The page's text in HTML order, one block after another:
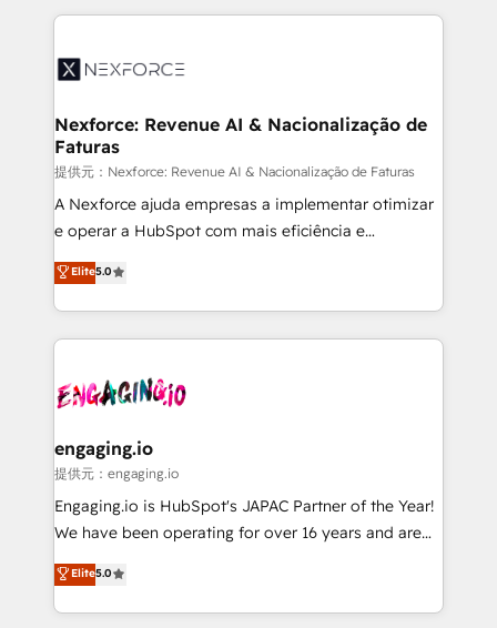
HubSpot Elite Partner—trusted by companies across
Implementation & Migration Onboarding across all
Station, Freshdesk, Intercom, and more. Custom
objects, automations, and integrations built for
growth. 🚀 AI-Driven GTM Orchestration Unify
HubSpot with LinkedIn, WhatsApp, email, paid
media, and AI voice to drive pipeline. 🤖 AI Custom
prospecting, follow-ups, service triage, and
knowledge retrieval—built in HubSpot. ⚡ Fast-Track
advanced optimization & adoption 📍 São Paulo, BR
• Des Moines, IA • New York, NY
Nexforce: Revenue AI & Nacionalização de
Faturas
提供元：Nexforce: Revenue AI & Nacionalização de Faturas
A Nexforce ajuda empresas a implementar otimizar
e operar a HubSpot com mais eficiência e
previsibilidade de receita. Combinamos Revenue
Operations (RevOps) e Inteligência Artificial para
estruturar processos integrar sistemas organizar
dados e automatizar operações. O objetivo é
operacional de receita conectando equipes
Também somos distribuidores oficiais da HubSpot
e de mais de 150 softwares globais permitindo
contratar e pagar a HubSpot em reais com nota
fiscal no Brasil e gerar economia de até 50% na
Oferecemos ainda agentes de IA especializados em
HubSpot que automatizam tarefas executam rotinas
Elite5.0
engaging.io
提供元：engaging.io
Engaging.io is HubSpot's JAPAC Partner of the Year!
We have been operating for over 16 years and are
one of HubSpot's most experienced and technically
capable Agency Partners globally. We specialise in
complex CRM migrations, implementations,
Elite5.0